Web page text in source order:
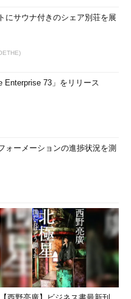
にサウナ付きのシェア別荘を展
Enterprise 73」をリリース
ォーメーションの進捗状況を測